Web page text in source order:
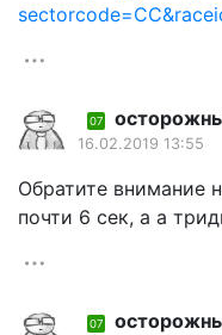
07
16.02.2019 13:55
Обратите внимание
почти 6 сек, а а
07